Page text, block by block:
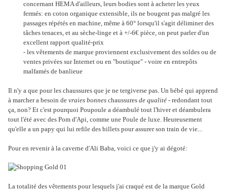
concernant HEMA d'ailleurs, leurs bodies sont à acheter les yeux
fermés: en coton organique extensible, ils ne bougent pas malgré les
passages répétés en machine, même à 60° lorsqu'il s'agit déliminer des
tâches tenaces, et au sèche-linge et à +/-6€ pièce, on peut parler d'un
excellent rapport qualité-prix
- les vêtements de marque proviennent exclusivement des soldes ou de
ventes privées sur Internet ou en "boutique" - voire en entrepôts
malfamés de banlieue
Il n'y a que pour les chaussures que je ne tergiverse pas. Un bébé qui apprend
à marcher a besoin de vraies bonnes chaussures de qualité - redondant tout
ça, non? Et c'est pourquoi Poupoule a déambulé tout l'hiver et déambulera
tout l'été avec des Pom d'Api, comme une Poule de luxe. Heureusement
qu'elle a un papy qui lui refile des billets pour assurer son train de vie...
Pour en revenir à la caverne d'Ali Baba, voici ce que j'y ai dégoté:
La totalité des vêtements pour lesquels j'ai craqué est de la marque Gold